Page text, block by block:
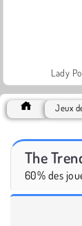
Lady
Jeux
The
60% des